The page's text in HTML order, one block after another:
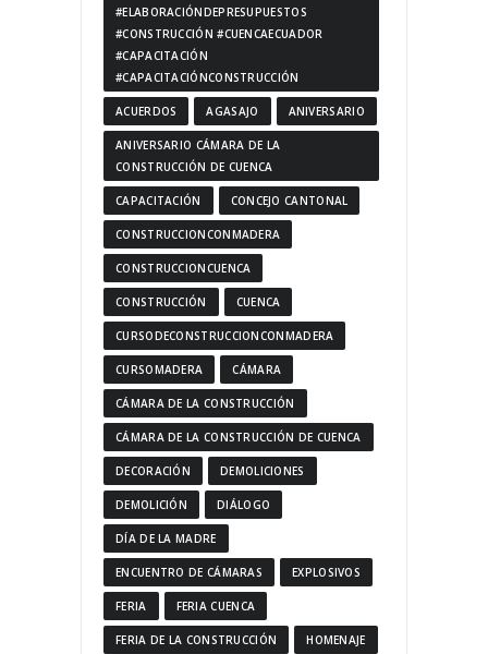
#ELABORACIÓNDEPRESUPUESTOS
#CONSTRUCCIÓN #CUENCAECUADOR
#CAPACITACIÓN
#CAPACITACIÓNCONSTRUCCIÓN
ACUERDOS AGASAJO ANIVERSARIO
ANIVERSARIO CÁMARA DE LA
CONSTRUCCIÓN DE CUENCA
CAPACITACIÓN CONCEJO CANTONAL
CONSTRUCCIONCONMADERA
CONSTRUCCIONCUENCA
CONSTRUCCIÓN CUENCA
CURSODECONSTRUCCIONCONMADERA
CURSOMADERA CÁMARA
CÁMARA DE LA CONSTRUCCIÓN
CÁMARA DE LA CONSTRUCCIÓN DE CUENCA
DECORACIÓN DEMOLICIONES
DEMOLICIÓN DIÁLOGO
DÍA DE LA MADRE
ENCUENTRO DE CÁMARAS EXPLOSIVOS
FERIA FERIA CUENCA
FERIA DE LA CONSTRUCCIÓN HOMENAJE